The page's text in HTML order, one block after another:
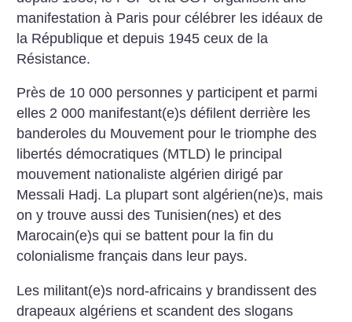
manifestation à Paris pour célébrer les idéaux de
la République et depuis 1945 ceux de la
Résistance.
Près de 10 000 personnes y participent et parmi
elles 2 000 manifestant(e)s défilent derrière les
banderoles du Mouvement pour le triomphe des
libertés démocratiques (MTLD) le principal
mouvement nationaliste algérien dirigé par
Messali Hadj. La plupart sont algérien(ne)s, mais
on y trouve aussi des Tunisien(nes) et des
Marocain(e)s qui se battent pour la fin du
colonialisme français dans leur pays.
Les militant(e)s nord-africains y brandissent des
drapeaux algériens et scandent des slogans